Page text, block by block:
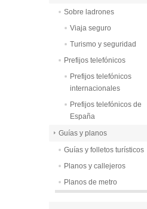
Sobre ladrones
Viaja seguro
Turismo y seguridad
Prefijos telefónicos
Prefijos telefónicos
internacionales
Prefijos telefónicos de
España
Guías y planos
Guías y folletos turísticos
Planos y callejeros
Planos de metro